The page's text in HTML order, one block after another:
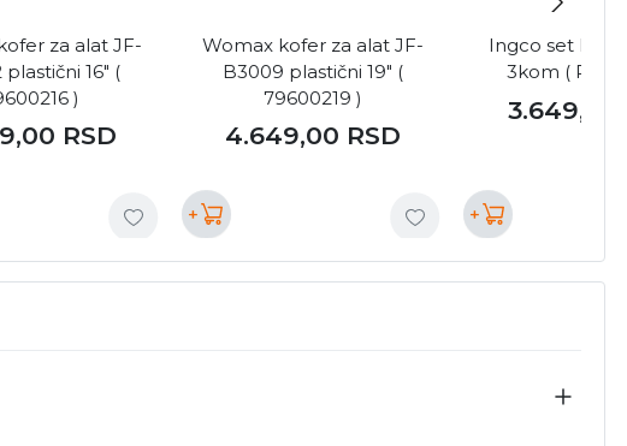
za alat JF-
16" (
)
RSD
Womax kofer za alat JF-
B3009 plastični 19" (
79600219 )
4.649,00 RSD
+
Ingco set
3kom (
3.649,00
+